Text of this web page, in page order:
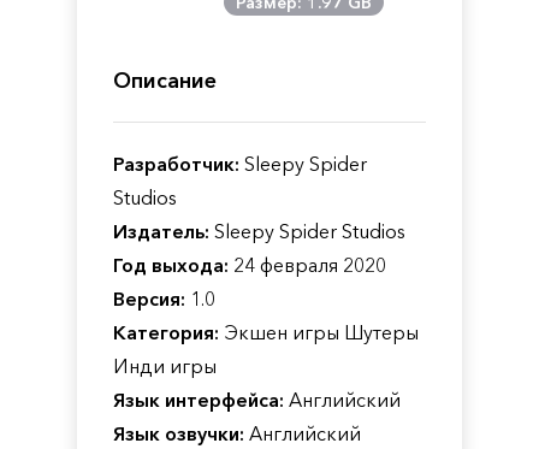
Описание
Разработчик: Sleepy Spider
Studios
Издатель: Sleepy Spider Studios
Год выхода: 24 февраля 2020
Версия: 1.0
Категория: Экшен игры Шутеры
Инди игры
Язык интерфейса: Английский
Язык озвучки: Английский